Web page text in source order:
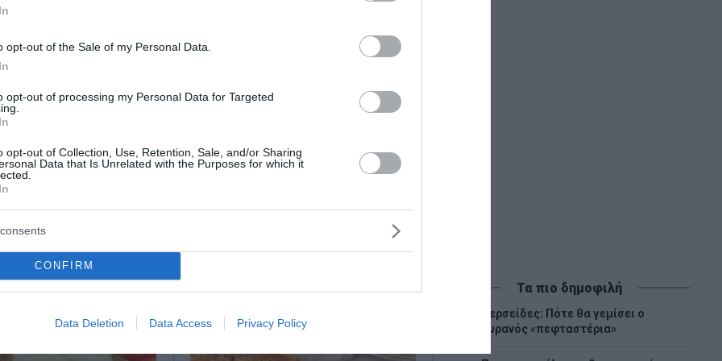
opt-out of the Sale of my Personal Data.
opt-out of processing my Personal Data for Targeted
opt-out of Collection, Use, Retention, Sale, and/or Sharing
Data that Is Unrelated with the Purposes for which it
CONFIRM
Data Deletion Data Access Privacy Policy
Lykavitos.gr στο Google News
Τα πιο δημοφιλή
Περσείδες: Πότε θα γεμίσει ο
ουρανός «πεφταστέρια»